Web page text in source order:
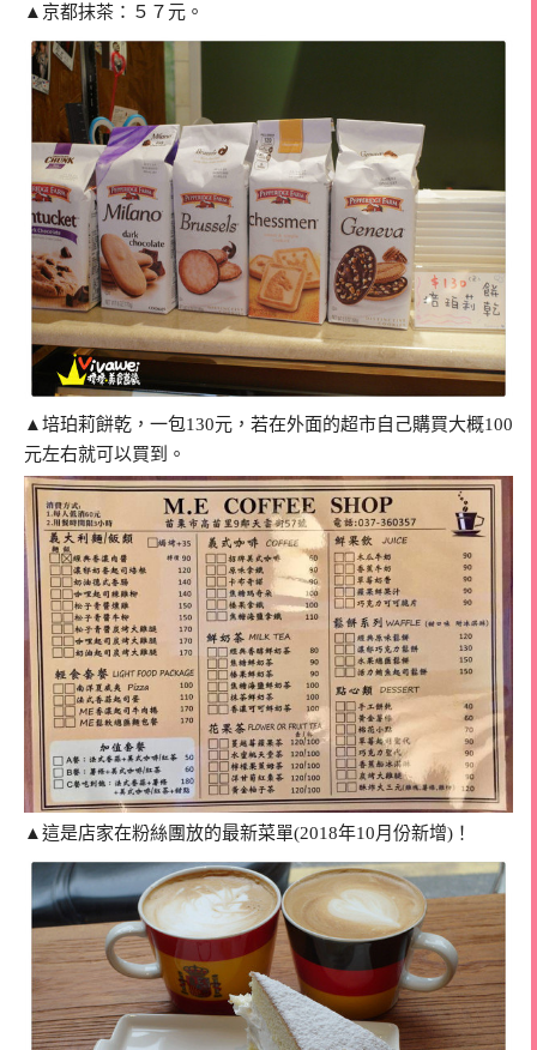
▲京都抹茶：５７元。
▲培珀莉餅乾，一包130元，若在外面的超市自己購買大概100
元左右就可以買到。
▲這是店家在粉絲團放的最新菜單(2018年10月份新增)！